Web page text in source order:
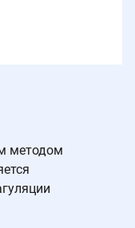
методом